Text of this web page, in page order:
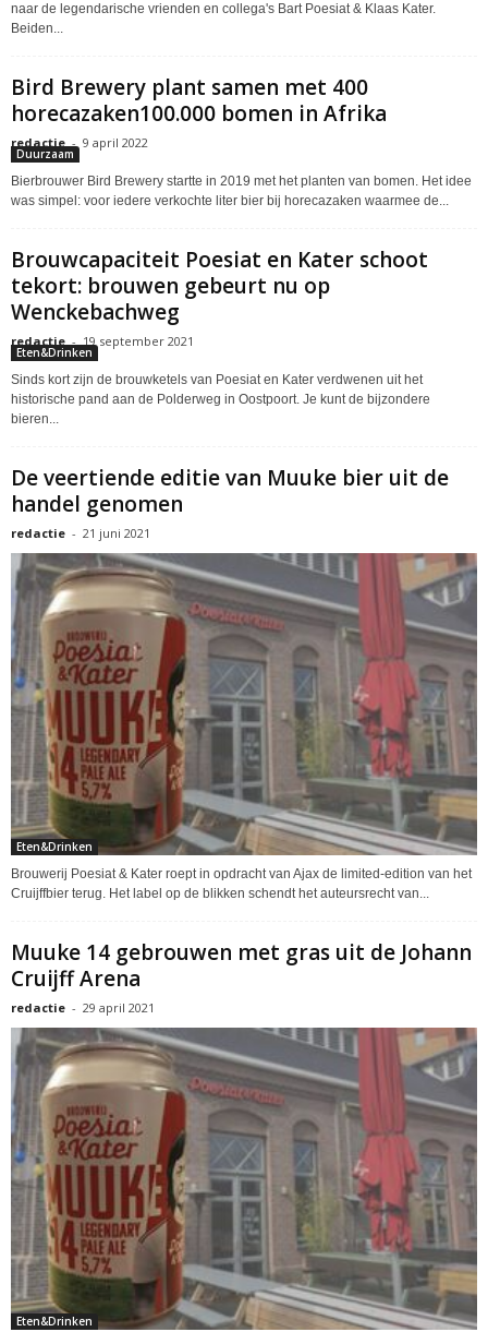
naar de legendarische vrienden en collega's Bart Poesiat & Klaas Kater.
Beiden...
Bird Brewery plant samen met 400
horecazaken100.000 bomen in Afrika
redactie - 9 april 2022
Duurzaam
Bierbrouwer Bird Brewery startte in 2019 met het planten van bomen. Het idee
was simpel: voor iedere verkochte liter bier bij horecazaken waarmee de...
Brouwcapaciteit Poesiat en Kater schoot
tekort: brouwen gebeurt nu op
Wenckebachweg
redactie - 19 september 2021
Eten&Drinken
Sinds kort zijn de brouwketels van Poesiat en Kater verdwenen uit het
historische pand aan de Polderweg in Oostpoort. Je kunt de bijzondere
bieren...
De veertiende editie van Muuke bier uit de
handel genomen
redactie - 21 juni 2021
Eten&Drinken
Brouwerij Poesiat & Kater roept in opdracht van Ajax de limited-edition van het
Cruijffbier terug. Het label op de blikken schendt het auteursrecht van...
Muuke 14 gebrouwen met gras uit de Johann
Cruijff Arena
redactie - 29 april 2021
Eten&Drinken